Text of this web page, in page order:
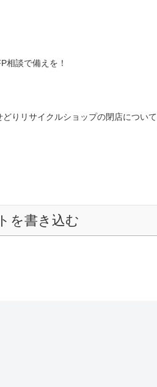
相談で備えを！
どりリサイクルショップの閉店について
を書き込む